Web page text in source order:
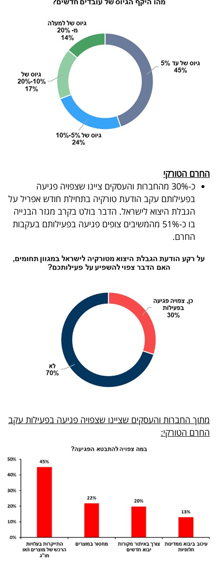
החרם הטורקי
כ-30% מהחברות והעסקים ציינו שצפויה פגיעה
בפעילותם עקב הודעת טורקיה בתחילת חודש אפריל על
הגבלת היצוא לישראל. הדבר בולט בקרב מגזר הבנייה
בו כ-51% מהמשיבים צופים פגיעה בפעילותם בעקבות
החרם.
מתוך החברות והעסקים שציינו שצפויה פגיעה בפעילות עקב
החרם הטורקי: